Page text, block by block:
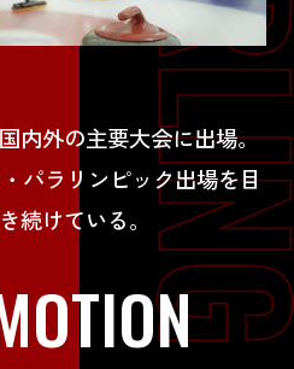
内外の主要大会に出場。
パラリンピック出場を目
続けている。